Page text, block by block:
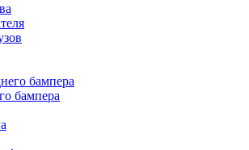
бампера
бампера